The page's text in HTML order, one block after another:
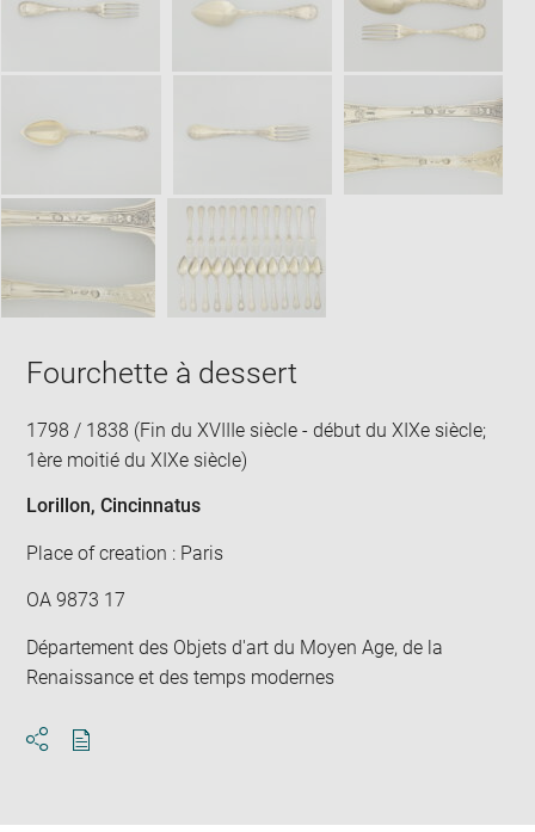
Fourchette à dessert
1798 / 1838 (Fin du XVIIIe siècle - début du XIXe siècle;
1ère moitié du XIXe siècle)
Lorillon, Cincinnatus
Place of creation : Paris
OA 9873 17
Département des Objets d'art du Moyen Age, de la
Renaissance et des temps modernes